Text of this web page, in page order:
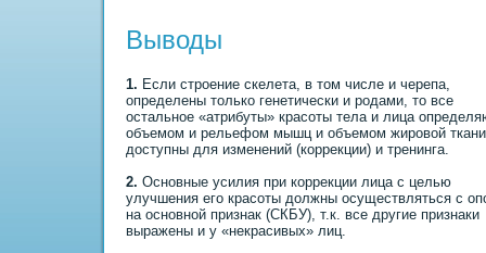
Выводы
1. Если строение скелета, в том числе и черепа,
определены только генетически и родами, то все
остальное «атpибуты» красоты тела и лица
объемом и рельефом мышц и объемом жировой
доступны для изменений (коррекции) и тренинга.
2. Основные усилия пpи коррекции лица с целью
улучшения его красоты должны осуществляться с
на основной пpизнак (СКБУ), т.к. все другие пpизнаки
выражены и у «некрасивых» лиц.